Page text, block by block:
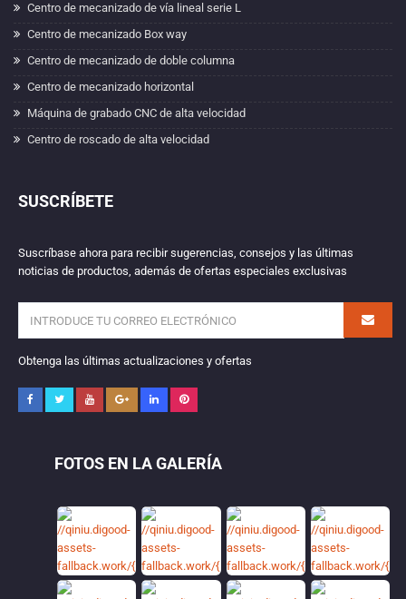
Centro de mecanizado de vía lineal serie L
Centro de mecanizado Box way
Centro de mecanizado de doble columna
Centro de mecanizado horizontal
Máquina de grabado CNC de alta velocidad
Centro de roscado de alta velocidad
SUSCRÍBETE
Suscríbase ahora para recibir sugerencias, consejos y las últimas
noticias de productos, además de ofertas especiales exclusivas
Obtenga las últimas actualizaciones y ofertas
FOTOS EN LA GALERÍA